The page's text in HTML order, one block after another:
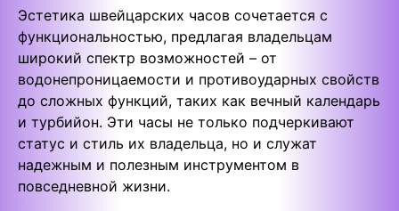
Эстетика швейцарских часов сочетается с
функциональностью, предлагая владельцам
широкий спектр возможностей – от
водонепроницаемости и противоударных свойств
до сложных функций, таких как вечный календарь
и турбийон. Эти часы не только подчеркивают
статус и стиль их владельца, но и служат
надежным и полезным инструментом в
повседневной жизни.